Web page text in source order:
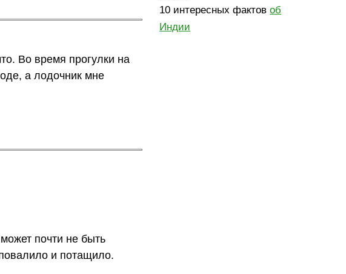
Во время прогулки на
а лодочник мне
почти не быть
и потащило.
10 интересных фактовоб
Индии